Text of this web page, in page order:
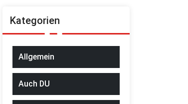
Kategorien
Allgemein
Auch DU